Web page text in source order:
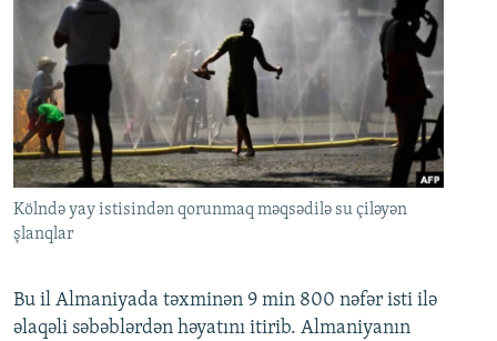
Kölndə yay istisindən qorunmaq məqsədilə su çiləyən
şlanqlar
Bu il Almaniyada təxminən 9 min 800 nəfər isti ilə
əlaqəli səbəblərdən həyatını itirib. Almaniyanın